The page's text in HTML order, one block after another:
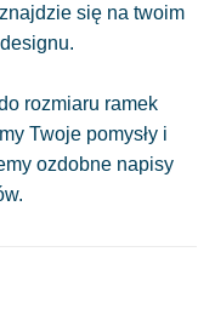
się na twoim
rozmiaru ramek
Twoje pomysły i
ozdobne napisy